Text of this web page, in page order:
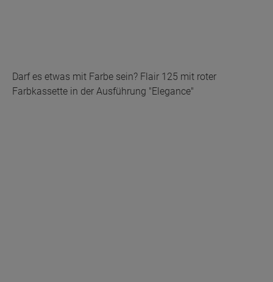
Darf es etwas mit Farbe sein? Flair 125 mit roter
Farbkassette in der Ausführung "Elegance"